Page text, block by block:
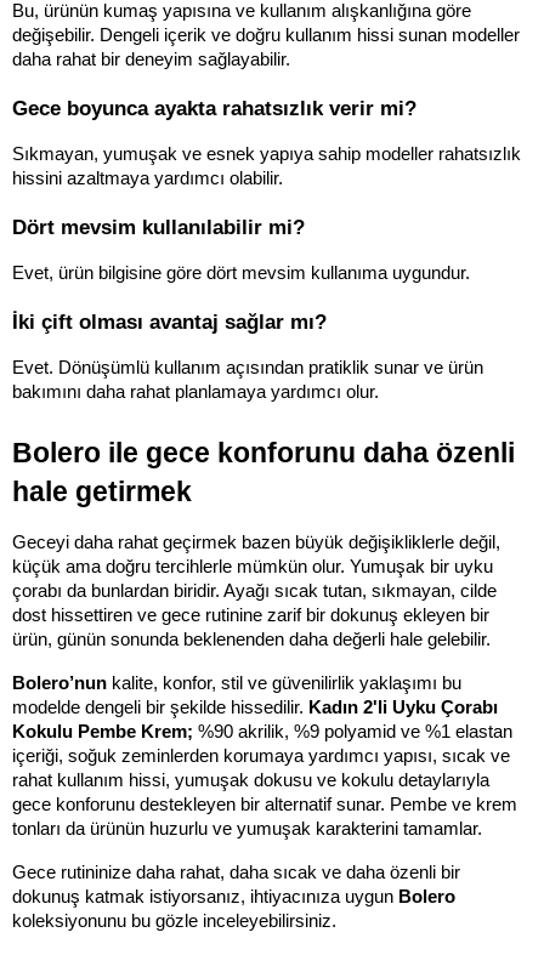
Bu, ürünün kumaş yapısına ve kullanım alışkanlığına göre
değişebilir. Dengeli içerik ve doğru kullanım hissi sunan modeller
daha rahat bir deneyim sağlayabilir.
Gece boyunca ayakta rahatsızlık verir mi?
Sıkmayan, yumuşak ve esnek yapıya sahip modeller rahatsızlık
hissini azaltmaya yardımcı olabilir.
Dört mevsim kullanılabilir mi?
Evet, ürün bilgisine göre dört mevsim kullanıma uygundur.
İki çift olması avantaj sağlar mı?
Evet. Dönüşümlü kullanım açısından pratiklik sunar ve ürün
bakımını daha rahat planlamaya yardımcı olur.
Bolero ile gece konforunu daha özenli
hale getirmek
Geceyi daha rahat geçirmek bazen büyük değişikliklerle değil,
küçük ama doğru tercihlerle mümkün olur. Yumuşak bir uyku
çorabı da bunlardan biridir. Ayağı sıcak tutan, sıkmayan, cilde
dost hissettiren ve gece rutinine zarif bir dokunuş ekleyen bir
ürün, günün sonunda beklenenden daha değerli hale gelebilir.
Bolero’nun kalite, konfor, stil ve güvenilirlik yaklaşımı bu
modelde dengeli bir şekilde hissedilir. Kadın 2'li Uyku Çorabı
Kokulu Pembe Krem; %90 akrilik, %9 polyamid ve %1 elastan
içeriği, soğuk zeminlerden korumaya yardımcı yapısı, sıcak ve
rahat kullanım hissi, yumuşak dokusu ve kokulu detaylarıyla
gece konforunu destekleyen bir alternatif sunar. Pembe ve krem
tonları da ürünün huzurlu ve yumuşak karakterini tamamlar.
Gece rutininize daha rahat, daha sıcak ve daha özenli bir
dokunuş katmak istiyorsanız, ihtiyacınıza uygun
koleksiyonunu bu gözle inceleyebilirsiniz.